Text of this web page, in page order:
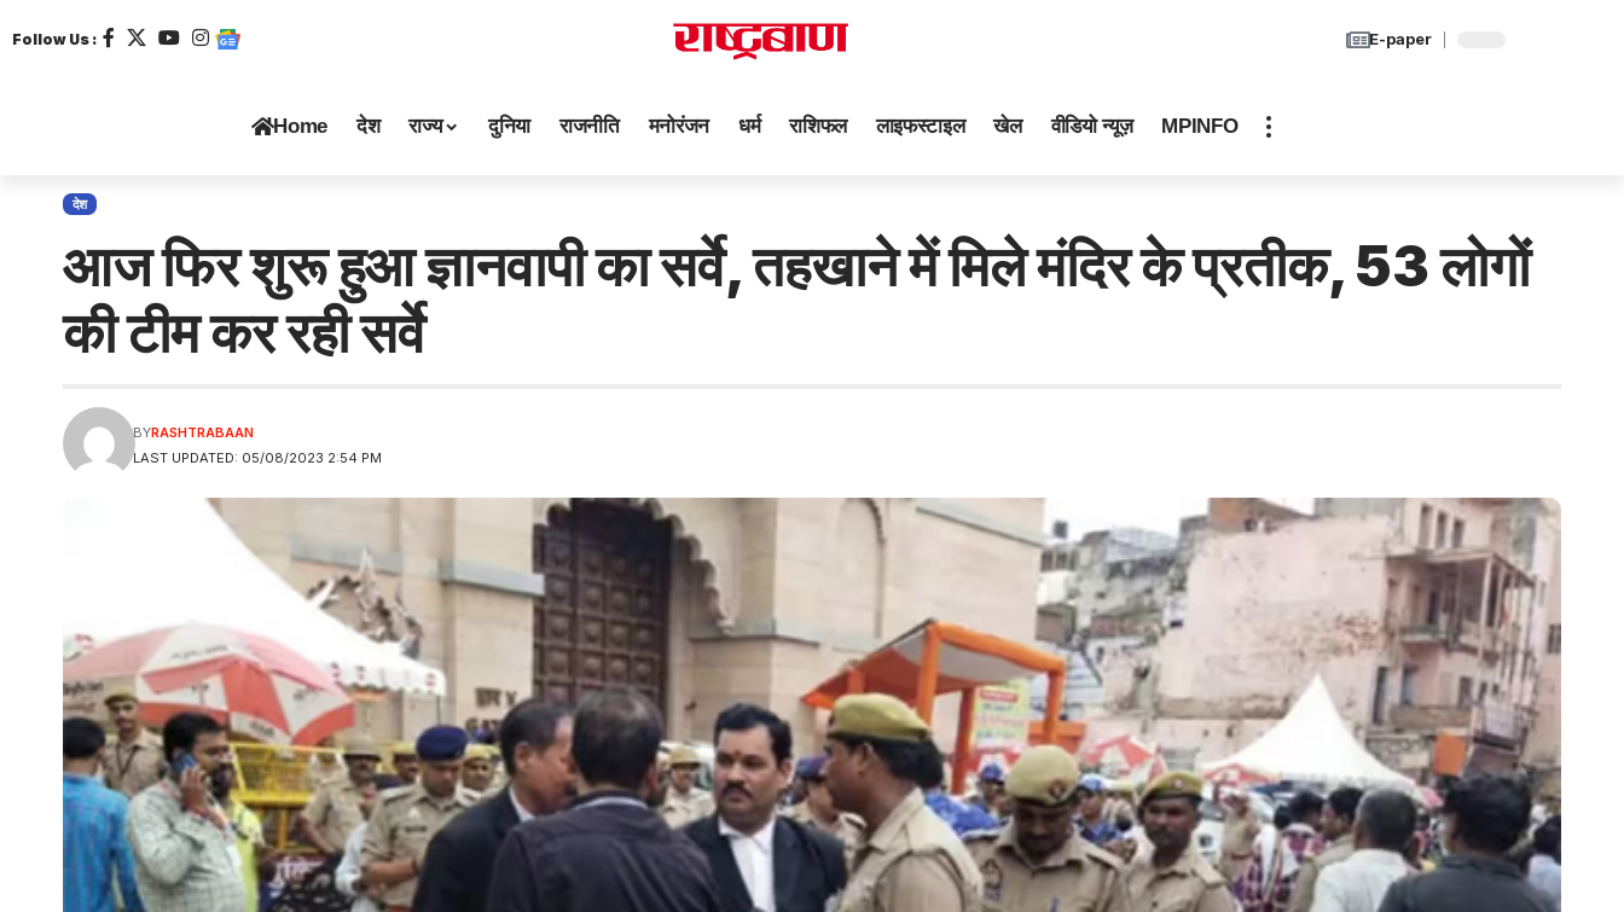
Follow Us : E-paper
Home देश राज्य दुनिया राजनीति मनोरंजन धर्म राशिफल लाइफस्टाइल खेल वीडियो न्यूज़ MPINFO
देश
आज फिर शुरू हुआ ज्ञानवापी का सर्वे, तहखाने में मिले मंदिर के प्रतीक, 53 लोगों
की टीम कर रही सर्वे
LAST UPDATED: 05/08/2023 2:54 PM
BYRASHTRABAAN